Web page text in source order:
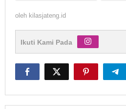
oleh kilasjateng.id
Ikuti Kami Pada